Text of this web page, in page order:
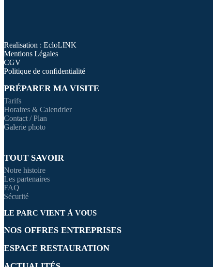
Realisation : EcloLINK
Mentions Légales
CGV
Politique de confidentialité
PRÉPARER MA VISITE
Tarifs
Horaires & Calendrier
Contact / Plan
Galerie photo
TOUT SAVOIR
Notre histoire
Les partenaires
FAQ
Sécurité
LE PARC VIENT À VOUS
NOS OFFRES ENTREPRISES
ESPACE RESTAURATION